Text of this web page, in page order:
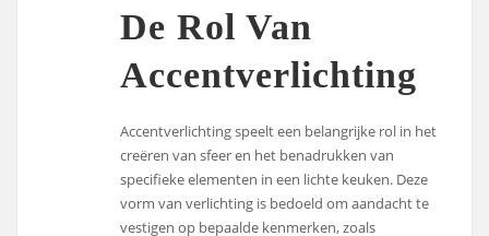
De Rol Van
Accentverlichting
Accentverlichting speelt een belangrijke rol in het
creëren van sfeer en het benadrukken van
specifieke elementen in een lichte keuken. Deze
vorm van verlichting is bedoeld om aandacht te
vestigen op bepaalde kenmerken, zoals